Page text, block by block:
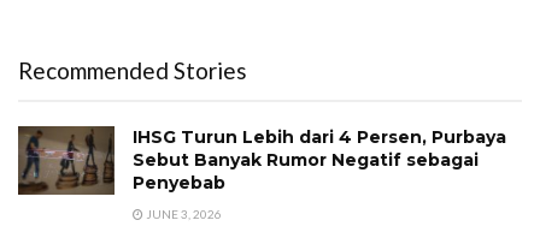
Recommended Stories
IHSG Turun Lebih dari 4 Persen, Purbaya
Sebut Banyak Rumor Negatif sebagai
Penyebab
JUNE 3, 2026